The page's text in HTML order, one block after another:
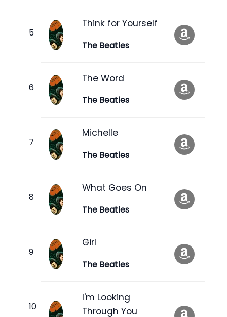
Think for Yourself
The Beatles
The Word
The Beatles
Michelle
The Beatles
What Goes On
The Beatles
Girl
The Beatles
I'm Looking
Through You